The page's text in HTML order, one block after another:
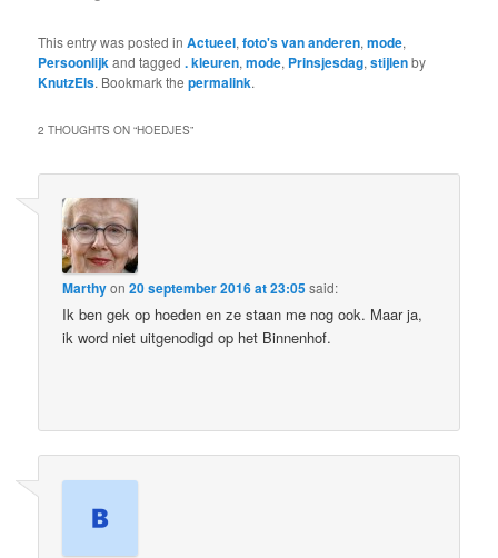
This entry was posted inActueel,foto's van anderen,mode,
Persoonlijkand tagged. kleuren,mode, Prinsjesdag,stijlenby
KnutzEls. Bookmark thepermalink.
2 THOUGHTS ON “HOEDJES”
Marthyon20 september 2016 at 23:05said:
Ik ben gek op hoeden en ze staan me nog ook. Maar ja,
ik word niet uitgenodigd op het Binnenhof.